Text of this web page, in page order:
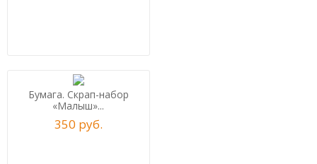
Бумага. Скрап-набор
«Малыш»...
350 руб.